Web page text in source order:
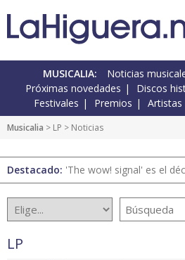
MUSICALIA: Noticias
Próximas novedades
Discos
Festivales
Premios Artistas
Musicalia > LP > Noticias
Destacado: 'The wow! signal' es el
LP